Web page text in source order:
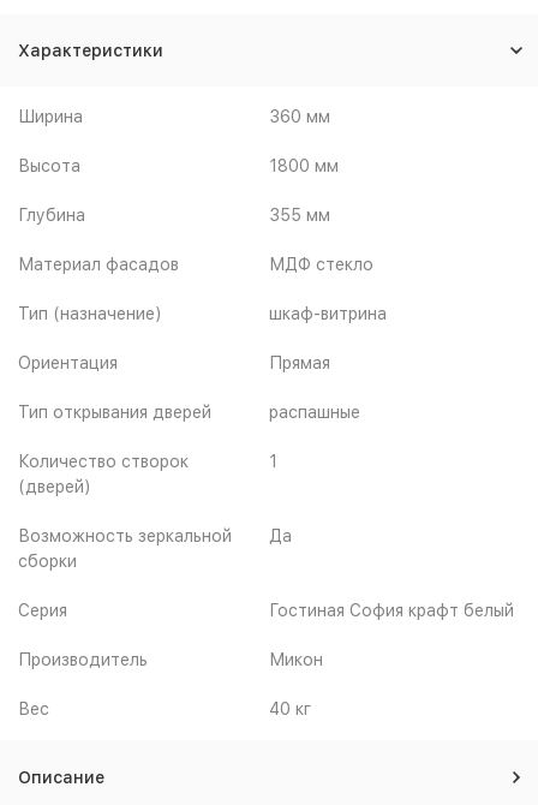
Характеристики
Ширина 360 мм
Высота 1800 мм
Глубина 355 мм
Материал фасадов МДФ стекло
Тип (назначение) шкаф-витрина
Ориентация Прямая
Тип открывания дверей распашные
Количество створок
(дверей)
1
Возможность зеркальной
сборки
Да
Серия Гостиная София крафт белый
Производитель Микон
Вес 40 кг
Описание